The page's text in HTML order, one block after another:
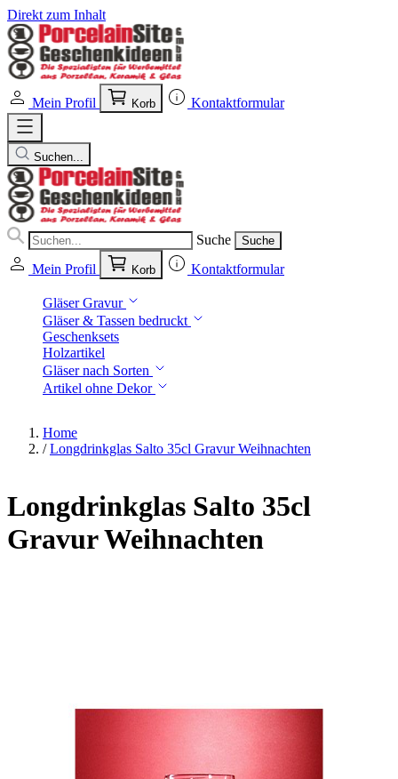
Direkt zum Inhalt
Mein Profil Korb Kontaktformular
Suchen...
Suche Suche
Mein Profil Korb Kontaktformular
Gläser Gravur
Gläser & Tassen bedruckt
Geschenksets
Holzartikel
Gläser nach Sorten
Artikel ohne Dekor
Home
/ Longdrinkglas Salto 35cl Gravur Weihnachten
Longdrinkglas Salto 35cl
Gravur Weihnachten